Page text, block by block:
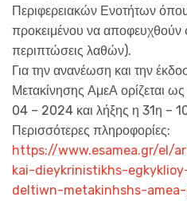
Περιφερειακών Ενοτήτων όπου
προκειμένου να αποφευχθούν
περιπτώσεις λαθών).
Για την ανανέωση και την
Μετακίνησης ΑμεΑ ορίζεται
04 – 2024 και λήξης η 31η –
Περισσότερες πληροφορίες:
https://www.esamea.gr/el/
kai-dieykrinistikhs-
deltiwn-metakinhshs-